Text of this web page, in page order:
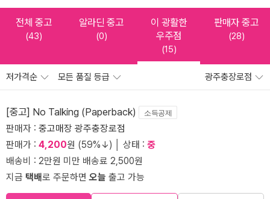
전체 중고
(43)
알라딘 중고
(0)
이 광활한
우주점
(15)
판매자 중고
(28)
저가격순 모든 품질 등급 광주충장로점
[중고] No Talking (Paperback) 소득공제
판매자 : 중고매장 광주충장로점
판매가 : 4,200원 (59%↓) │ 상태 : 중
배송비 : 2만원 미만 배송료 2,500원
지금 택배로 주문하면오늘 출고 가능